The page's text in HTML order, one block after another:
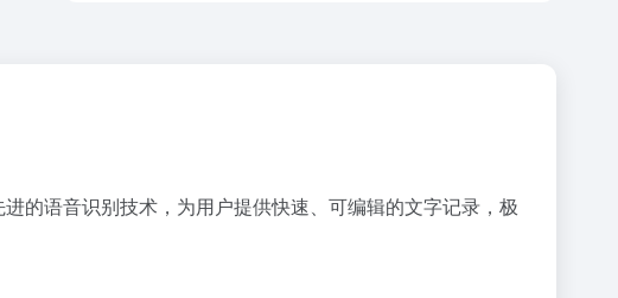
的语音识别技术，为用户提供快速、可编辑的文字记录，极